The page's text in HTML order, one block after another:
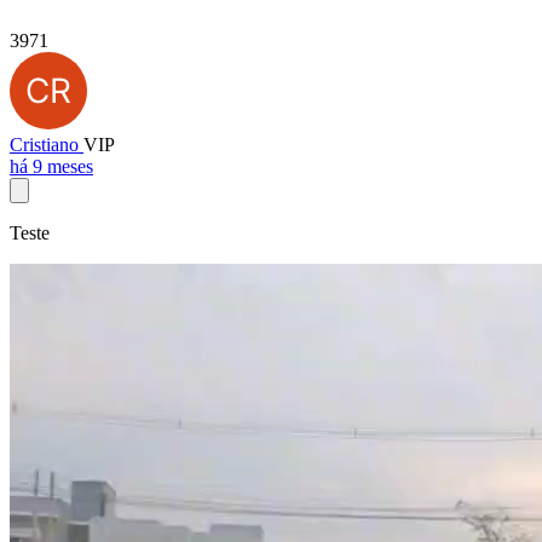
3971
Cristiano VIP
há 9 meses
Teste